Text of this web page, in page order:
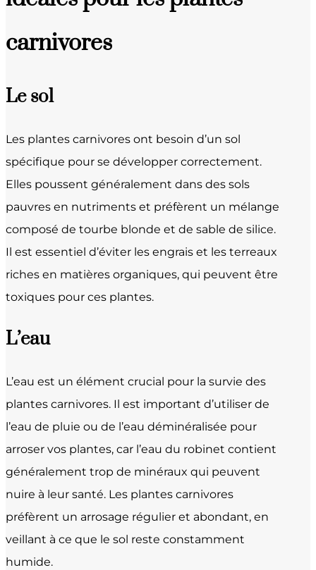
carnivores
Le sol
Les plantes carnivores ont besoin d’un sol
spécifique pour se développer correctement.
Elles poussent généralement dans des sols
pauvres en nutriments et préfèrent un mélange
composé de tourbe blonde et de sable de silice.
Il est essentiel d’éviter les engrais et les terreaux
riches en matières organiques, qui peuvent être
toxiques pour ces plantes.
L’eau
L’eau est un élément crucial pour la survie des
plantes carnivores. Il est important d’utiliser de
l’eau de pluie ou de l’eau déminéralisée pour
arroser vos plantes, car l’eau du robinet contient
généralement trop de minéraux qui peuvent
nuire à leur santé. Les plantes carnivores
préfèrent un arrosage régulier et abondant, en
veillant à ce que le sol reste constamment
humide.